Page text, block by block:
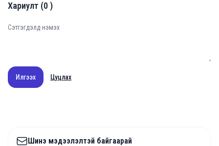
Хариулт (0)
Илгээх Цуцлах
Шинэ мэдээлэлтэй байгаарай